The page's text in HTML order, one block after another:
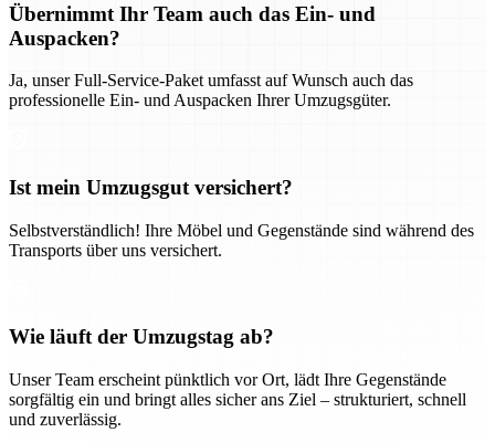
Übernimmt Ihr Team auch das Ein- und
Auspacken?
Ja, unser Full-Service-Paket umfasst auf Wunsch auch das
professionelle Ein- und Auspacken Ihrer Umzugsgüter.
Ist mein Umzugsgut versichert?
Selbstverständlich! Ihre Möbel und Gegenstände sind während des
Transports über uns versichert.
Wie läuft der Umzugstag ab?
Unser Team erscheint pünktlich vor Ort, lädt Ihre Gegenstände
sorgfältig ein und bringt alles sicher ans Ziel – strukturiert, schnell
und zuverlässig.